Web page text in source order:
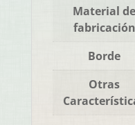
Material de
fabricación
Borde
Otras